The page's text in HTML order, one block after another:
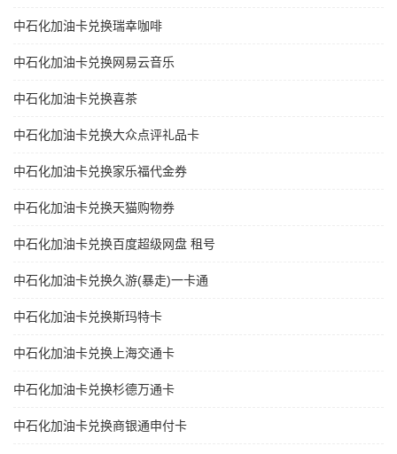
中石化加油卡兑换瑞幸咖啡
中石化加油卡兑换网易云音乐
中石化加油卡兑换喜茶
中石化加油卡兑换大众点评礼品卡
中石化加油卡兑换家乐福代金券
中石化加油卡兑换天猫购物券
中石化加油卡兑换百度超级网盘 租号
中石化加油卡兑换久游(暴走)一卡通
中石化加油卡兑换斯玛特卡
中石化加油卡兑换上海交通卡
中石化加油卡兑换杉德万通卡
中石化加油卡兑换商银通申付卡